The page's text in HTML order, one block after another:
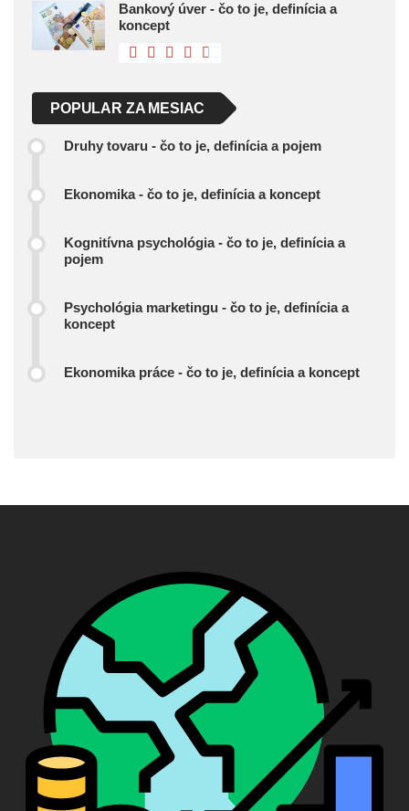
Bankový úver - čo to je, definícia a
koncept
POPULAR ZA MESIAC
Druhy tovaru - čo to je, definícia a pojem
Ekonomika - čo to je, definícia a koncept
Kognitívna psychológia - čo to je, definícia a
pojem
Psychológia marketingu - čo to je, definícia a
koncept
Ekonomika práce - čo to je, definícia a koncept